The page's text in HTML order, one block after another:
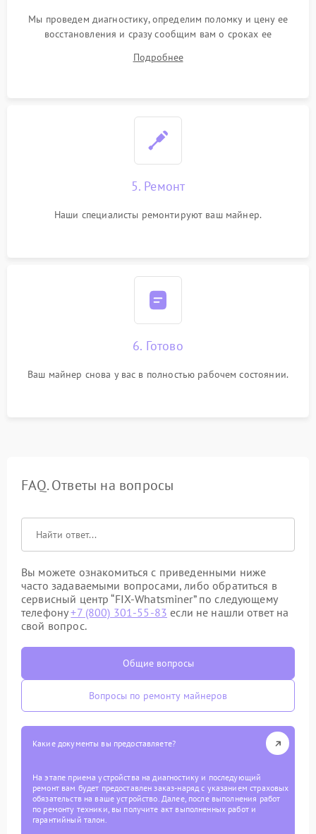
Мы проведем диагностику, определим поломку и цену ее
восстановления и сразу сообщим вам о сроках ее
Подробнее
5. Ремонт
Наши специалисты ремонтируют ваш майнер.
6. Готово
Ваш майнер снова у вас в полностью рабочем состоянии.
FAQ. Ответы на вопросы
Вы можете ознакомиться с приведенными ниже
часто задаваемыми вопросами, либо обратиться в
сервисный центр “FIX-Whatsminer” по следующему
телефону+7 (800) 301-55-83 если не нашли ответ на
свой вопрос.
Общие вопросы
Вопросы по ремонту майнеров
Какие документы вы предоставляете?
На этапе приема устройства на диагностику и последующий
ремонт вам будет предоставлен заказ-наряд с указанием страховых
обязательств на ваше устройство. Далее, после выполнения работ
по ремонту техники, вы получите акт выполненных работ и
гарантийный талон.